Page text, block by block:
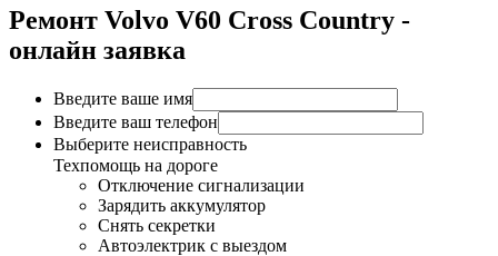
Ремонт Volvo V60 Cross Country -
онлайн заявка
Введите ваше имя
Введите ваш телефон
Выберите неисправность
Техпомощь на дороге
Отключение сигнализации
Зарядить аккумулятор
Снять секретки
Автоэлектрик с выездом